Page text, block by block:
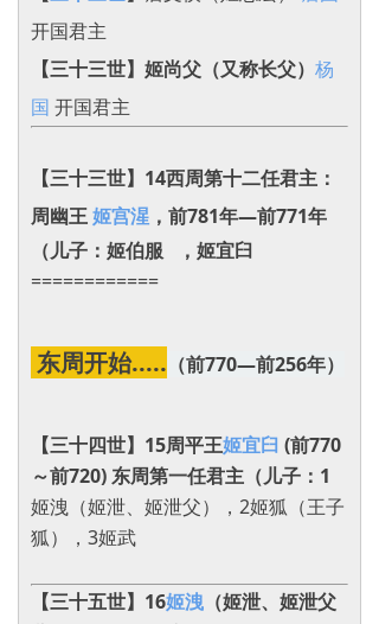
开国君主
【三十三世】姬尚父（又称长父） 杨
国 开国君主
【三十三世】14西周第十二任君主：
周幽王姬宫湦 ，前781年—前771年
（儿子：姬伯服 ，姬宜臼
============
东周开始..... （前770—前256年）
【三十四世】15周平王姬宜臼 (前770
～前720) 东周第一任君主 （儿子：1
姬洩（姬泄、姬泄父），2姬狐（王子
狐），3姬武
【三十五世】16姬洩 （姬泄、姬泄父